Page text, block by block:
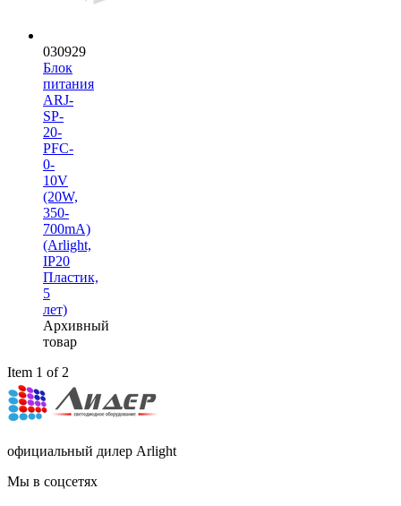
030929
Блок
питания
ARJ-
SP-
20-
PFC-
0-
10V
(20W,
350-
700mA)
(Arlight,
IP20
Пластик,
5
лет)
Архивный
товар
Item 1 of 2
официальный дилер Arlight
Мы в соцсетях